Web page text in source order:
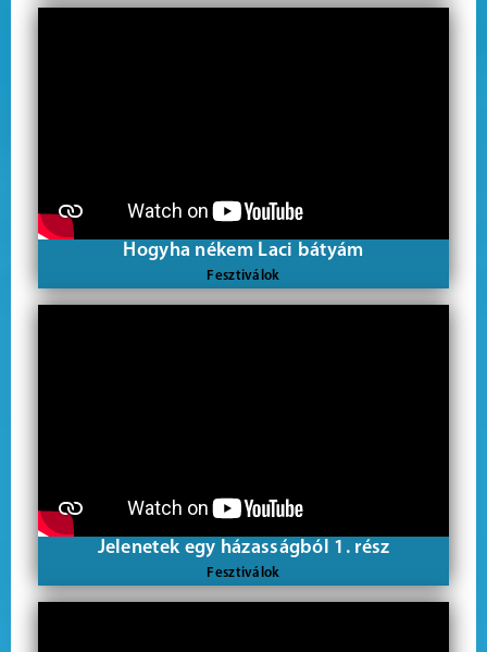
Hogyha nékem Laci bátyám
Fesztiválok
Jelenetek egy házasságból 1. rész
Fesztiválok